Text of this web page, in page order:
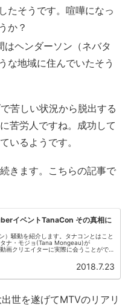
たそうです。喧嘩になっ
か？
ヘンダーソン（ネバタ
な地域に住んでいたそう
苦しい状況から脱出する
苦労人ですね。成功して
いるようです。
きます。こちらの記事で
イベントTanaCon その真相に
）騒動を紹介します。タナコンとはこと
ナ・モジョ(Tana Mongeau)が
画クリエイターに実際に会うことがで
2018.7.23
世を遂げてMTVのリアリ